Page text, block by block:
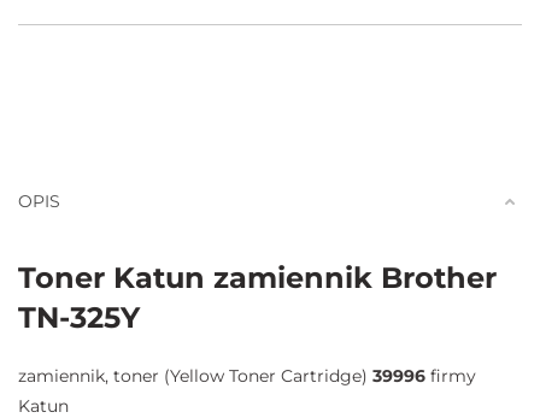
OPIS
Toner Katun zamiennik Brother
TN-325Y
zamiennik, toner (Yellow Toner Cartridge) 39996 firmy
Katun